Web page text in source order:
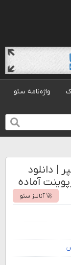
واژه‌نامه سئو
| دانلود
آماده
🚀 آنالیز سئو